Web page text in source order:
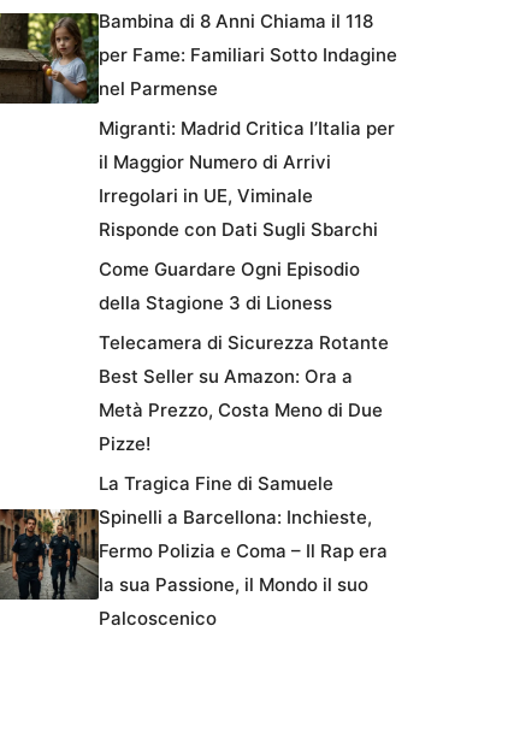
Bambina di 8 Anni Chiama il 118
per Fame: Familiari Sotto Indagine
nel Parmense
Migranti: Madrid Critica l’Italia per
il Maggior Numero di Arrivi
Irregolari in UE, Viminale
Risponde con Dati Sugli Sbarchi
Come Guardare Ogni Episodio
della Stagione 3 di Lioness
Telecamera di Sicurezza Rotante
Best Seller su Amazon: Ora a
Metà Prezzo, Costa Meno di Due
Pizze!
La Tragica Fine di Samuele
Spinelli a Barcellona: Inchieste,
Fermo Polizia e Coma – Il Rap era
la sua Passione, il Mondo il suo
Palcoscenico